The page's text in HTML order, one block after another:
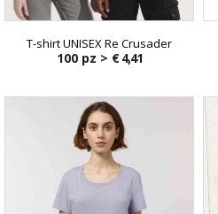
T-shirt UNISEX Re Crusader
100 pz > € 4,41